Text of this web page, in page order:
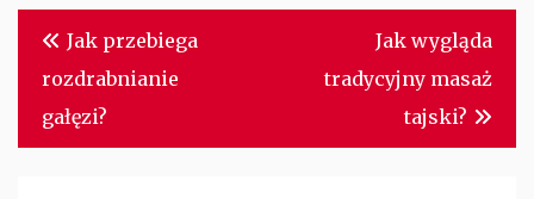
Nawigacja
wpisu
Jak przebiega
rozdrabnianie
gałęzi?
Jak wygląda
tradycyjny masaż
tajski?